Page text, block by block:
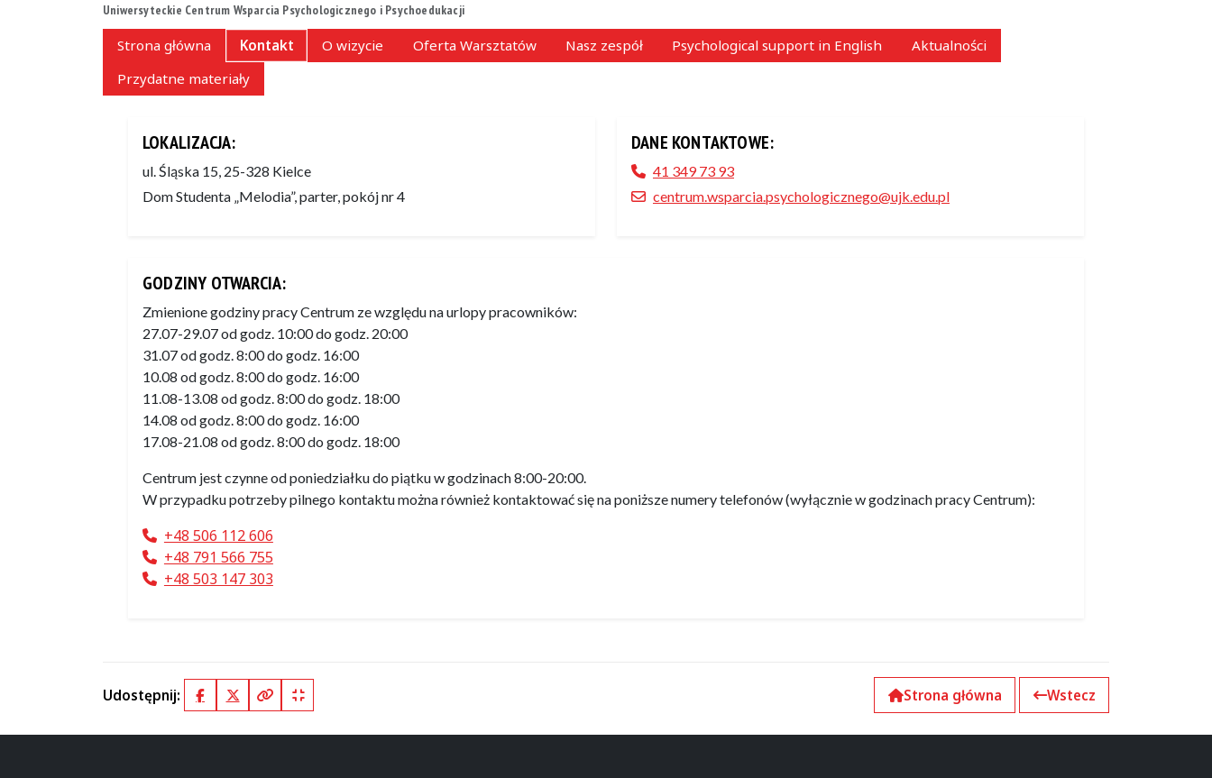
Uniwersyteckie Centrum Wsparcia Psychologicznego i Psychoedukacji
Strona główna Kontakt O wizycie Oferta Warsztatów Nasz zespół Psychological support in English
Aktualności
Przydatne materiały
LOKALIZACJA:
ul. Śląska 15, 25-328 Kielce
Dom Studenta „Melodia”, parter, pokój nr 4
DANE KONTAKTOWE:
41 349 73 93
centrum.wsparcia.psychologicznego@ujk.edu.pl
GODZINY OTWARCIA:
Zmienione godziny pracy Centrum ze względu na urlopy pracowników:
27.07-29.07 od godz. 10:00 do godz. 20:00
31.07 od godz. 8:00 do godz. 16:00
10.08 od godz. 8:00 do godz. 16:00
11.08-13.08 od godz. 8:00 do godz. 18:00
14.08 od godz. 8:00 do godz. 16:00
17.08-21.08 od godz. 8:00 do godz. 18:00
Centrum jest czynne od poniedziałku do piątku w godzinach 8:00-20:00.
W przypadku potrzeby pilnego kontaktu można również kontaktować się na poniższe numery telefonów (wyłącznie w godzinach pracy Centrum):
+48 506 112 606
+48 791 566 755
+48 503 147 303
Udostępnij: FacebookX (Twitter)
Kopiuj pełny link
Kopiuj krótki link Strona główna Wstecz